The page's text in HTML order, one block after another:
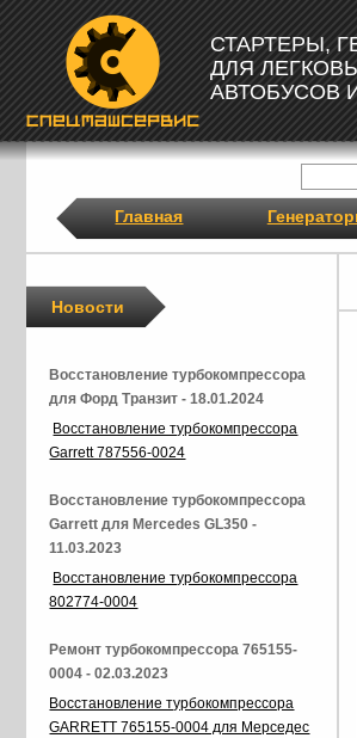
СТАРТЕРЫ,
ДЛЯ
АВТОБУСОВ
Главная
Новости
Восстановление турбокомпрессора
для Форд Транзит - 18.01.2024
Восстановление турбокомпрессора
Garrett 787556-0024
Восстановление турбокомпрессора
Garrett для Mercedes GL350 -
11.03.2023
Восстановление турбокомпрессора
802774-0004
Ремонт турбокомпрессора 765155-
0004 - 02.03.2023
Восстановление турбокомпрессора
GARRETT 765155-0004 для Мерседес